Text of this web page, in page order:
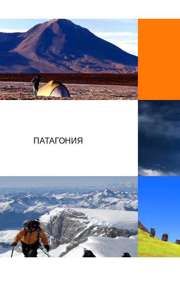
ПАТАГОНИЯ